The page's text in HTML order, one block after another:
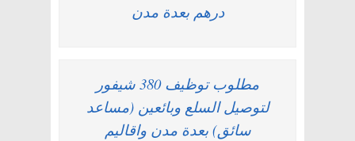
درهم بعدة مدن
مطلوب توظيف 380 شيفور
لتوصيل السلع وبائعين (مساعد
سائق) بعدة مدن واقاليم